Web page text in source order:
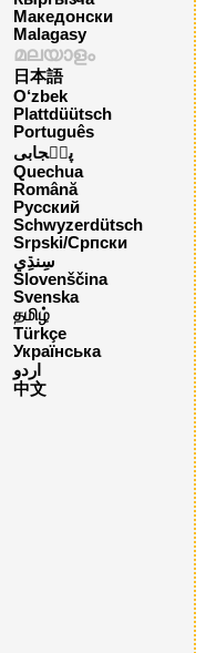
Македонски
Malagasy
മലയാളം
日本語
O‘zbek
Plattdüütsch
Português
پن٘جابی
Quechua
Română
Русский
Schwyzerdütsch
Srpski/Српски
Slovenščina
Svenska
தமிழ்
Türkçe
Українська
اردو
中文